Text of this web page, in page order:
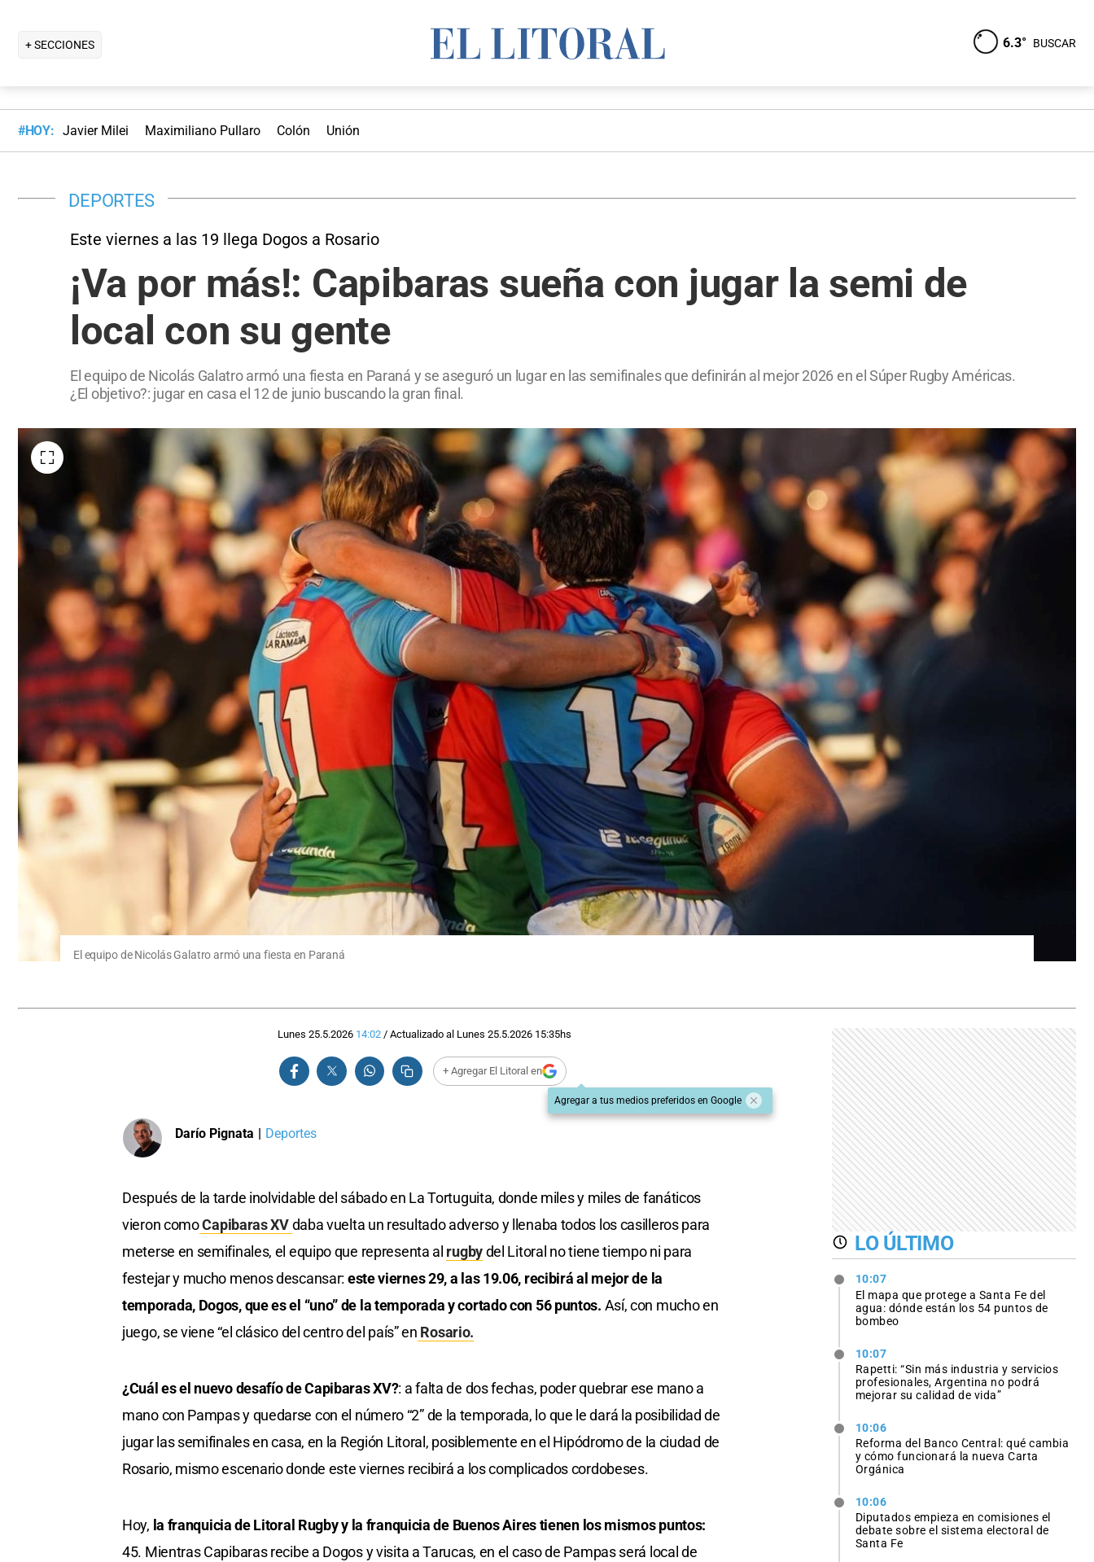
+ SECCIONES 6.3° BUSCAR
#HOY: Javier Milei Maximiliano Pullaro Colón Unión
DEPORTES
Este viernes a las 19 llega Dogos a Rosario
¡Va por más!: Capibaras sueña con jugar la semi de
local con su gente
El equipo de Nicolás Galatro armó una fiesta en Paraná y se aseguró un lugar en las semifinales que definirán al mejor 2026 en el Súper Rugby Américas.
¿El objetivo?: jugar en casa el 12 de junio buscando la gran final.
El equipo de Nicolás Galatro armó una fiesta en Paraná
Lunes 25.5.2026 14:02/ Actualizado al Lunes 25.5.2026 15:35hs
+ Agregar El Litoral en
Agregar a tus medios preferidos en Google
Darío Pignata | Deportes
Después de la tarde inolvidable del sábado en La Tortuguita, donde miles y miles de fanáticos
vieron comoCapibaras XVdaba vuelta un resultado adverso y llenaba todos los casilleros para
meterse en semifinales, el equipo que representa al rugbydel Litoral no tiene tiempo ni para
festejar y mucho menos descansar: este viernes 29, a las 19.06, recibirá al mejor de la
temporada, Dogos, que es el “uno” de la temporada y cortado con 56 puntos. Así, con mucho en
juego, se viene “el clásico del centro del país” en Rosario.
¿Cuál es el nuevo desafío de Capibaras XV?: a falta de dos fechas, poder quebrar ese mano a
mano con Pampas y quedarse con el número “2” de la temporada, lo que le dará la posibilidad de
jugar las semifinales en casa, en la Región Litoral, posiblemente en el Hipódromo de la ciudad de
Rosario, mismo escenario donde este viernes recibirá a los complicados cordobeses.
Hoy, la franquicia de Litoral Rugby y la franquicia de Buenos Aires tienen los mismos puntos:
45. Mientras Capibaras recibe a Dogos y visita a Tarucas, en el caso de Pampas será local de
LO ÚLTIMO
10:07
El mapa que protege a Santa Fe del
agua: dónde están los 54 puntos de
bombeo
10:07
Rapetti: “Sin más industria y servicios
profesionales, Argentina no podrá
mejorar su calidad de vida”
10:06
Reforma del Banco Central: qué cambia
y cómo funcionará la nueva Carta
Orgánica
10:06
Diputados empieza en comisiones el
debate sobre el sistema electoral de
Santa Fe